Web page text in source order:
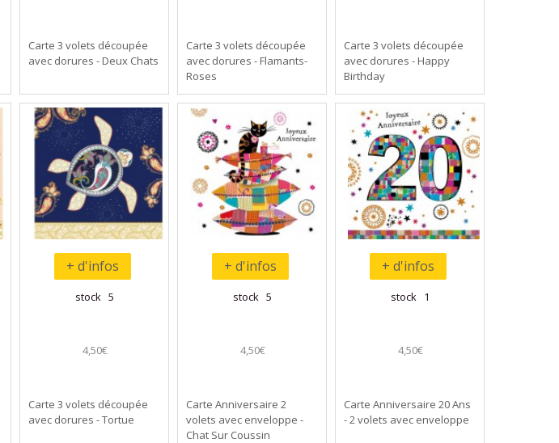
Carte 3 volets découpée
avec dorures - Deux Chats
Carte 3 volets découpée
avec dorures - Flamants-
Roses
Carte 3 volets découpée
avec dorures - Happy
Birthday
+ d'infos
stock 5
4,50€
Carte 3 volets découpée
avec dorures - Tortue
+ d'infos
stock 5
4,50€
Carte Anniversaire 2
volets avec enveloppe -
Chat Sur Coussin
+ d'infos
stock 1
4,50€
Carte Anniversaire 20 Ans
- 2 volets avec enveloppe